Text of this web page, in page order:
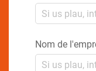
Nom de